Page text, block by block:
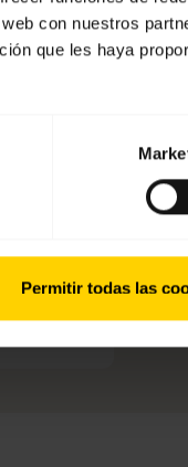
con nuestros
que les haya
Permitir todas las